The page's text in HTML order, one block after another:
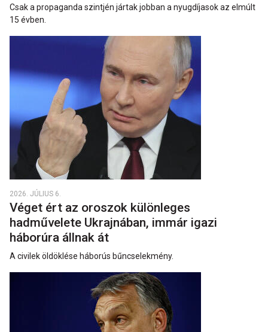
Csak a propaganda szintjén jártak jobban a nyugdíjasok az elmúlt
15 évben.
2026. JÚLIUS 6.
Véget ért az oroszok különleges
hadművelete Ukrajnában, immár igazi
háborúra állnak át
A civilek öldöklése háborús bűncselekmény.